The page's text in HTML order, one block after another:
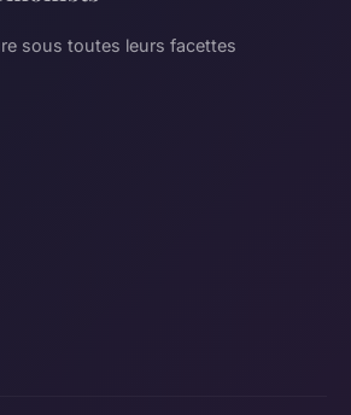
sous toutes leurs facettes